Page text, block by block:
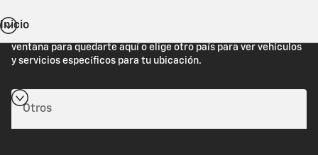
Estás viendo Chevrolet.com (Estados Unidos). Cierra esta
ventana para quedarte aquí o elige otro país para ver vehículos
y servicios específicos para tu ubicación.
Inicio